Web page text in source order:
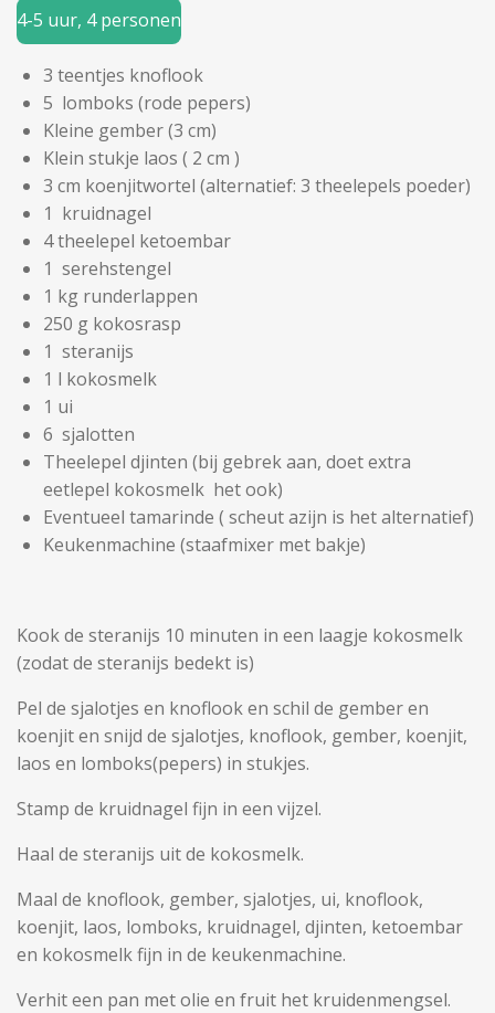
4-5 uur, 4 personen
3 teentjes knoflook
5 lomboks (rode pepers)
Kleine gember (3 cm)
Klein stukje laos ( 2 cm )
3 cm koenjitwortel (alternatief: 3 theelepels poeder)
1 kruidnagel
4theelepel ketoembar
1 serehstengel
1 kg runderlappen
250 g kokosrasp
1 steranijs
1 l kokosmelk
1 ui
6 sjalotten
Theelepel djinten (bij gebrek aan, doet extra
eetlepel kokosmelk het ook)
Eventueel tamarinde ( scheut azijn is het alternatief)
Keukenmachine (staafmixer met bakje)
Kook de steranijs 10 minuten in een laagje kokosmelk
(zodat de steranijs bedekt is)
Pel de sjalotjes en knoflook en schil de gember en
koenjit en snijd de sjalotjes, knoflook, gember, koenjit,
laos en lomboks(pepers) in stukjes.
Stamp de kruidnagel fijn in een vijzel.
Haal de steranijs uit de kokosmelk.
Maal de knoflook, gember, sjalotjes, ui, knoflook,
koenjit, laos, lomboks, kruidnagel, djinten, ketoembar
en kokosmelk fijn in de keukenmachine.
Verhit een pan met olie en fruit het kruidenmengsel.